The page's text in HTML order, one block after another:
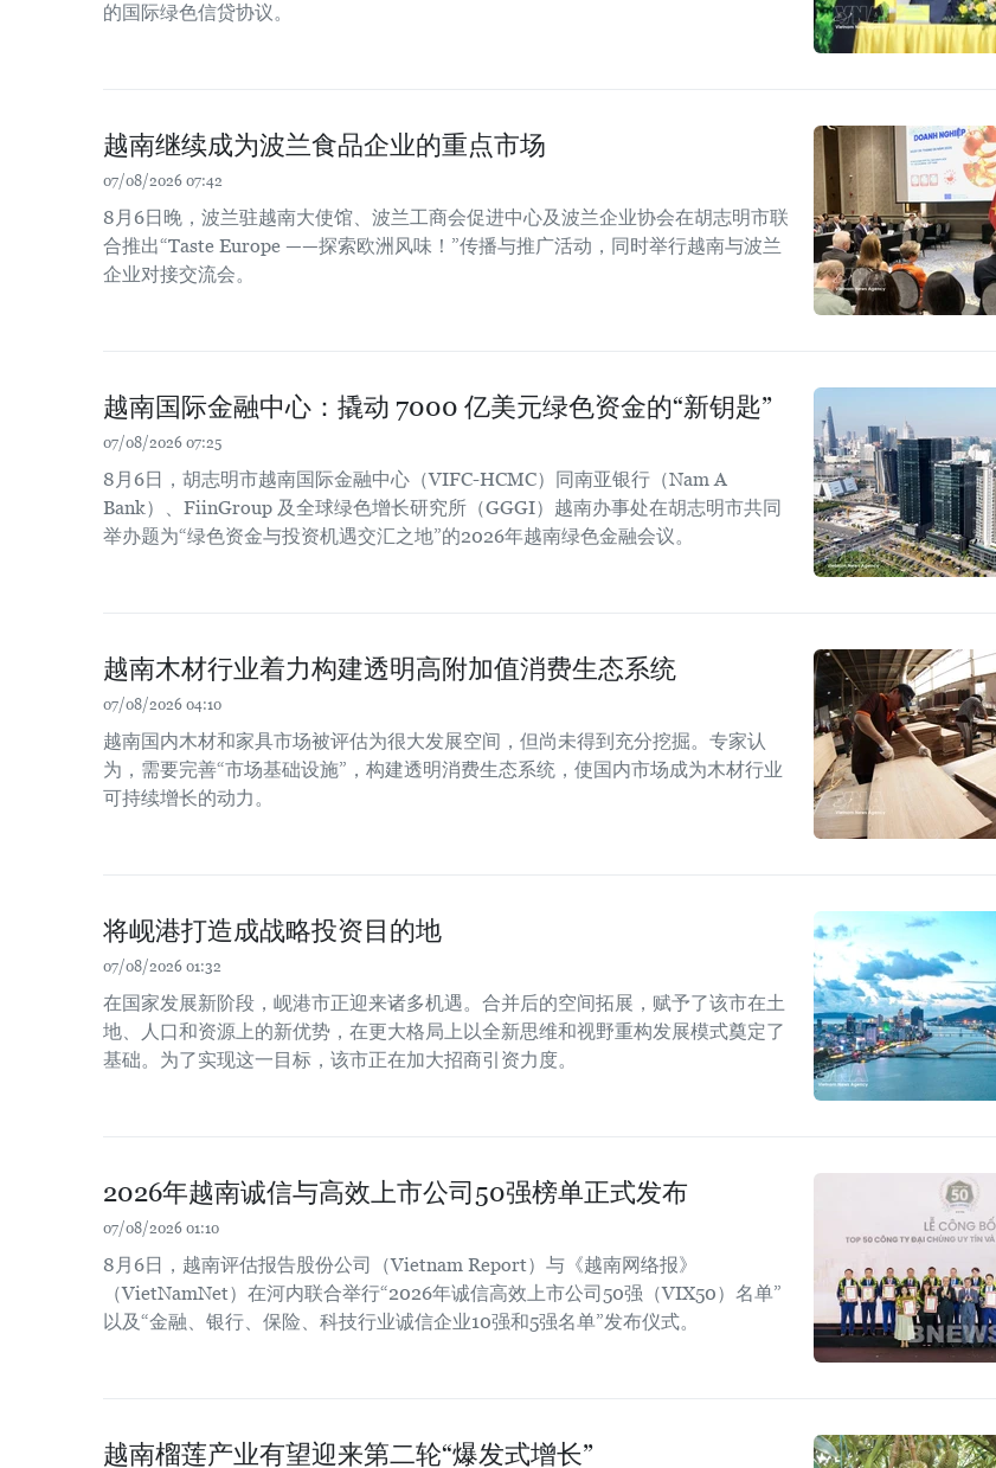
的国际绿色信贷协议。
越南继续成为波兰食品企业的重点市场
07/08/2026 07:42
8月6日晚，波兰驻越南大使馆、波兰工商会促进中心及波兰企业协会在胡志明市联
合推出“Taste Europe ——探索欧洲风味！”传播与推广活动，同时举行越南与波兰
企业对接交流会。
越南国际金融中心：撬动 7000 亿美元绿色资金的“新钥匙”
07/08/2026 07:25
8月6日，胡志明市越南国际金融中心（VIFC-HCMC）同南亚银行（Nam A
Bank）、FiinGroup 及全球绿色增长研究所（GGGI）越南办事处在胡志明市共同
举办题为“绿色资金与投资机遇交汇之地”的2026年越南绿色金融会议。
越南木材行业着力构建透明高附加值消费生态系统
07/08/2026 04:10
越南国内木材和家具市场被评估为很大发展空间，但尚未得到充分挖掘。专家认
为，需要完善“市场基础设施”，构建透明消费生态系统，使国内市场成为木材行业
可持续增长的动力。
将岘港打造成战略投资目的地
07/08/2026 01:32
在国家发展新阶段，岘港市正迎来诸多机遇。合并后的空间拓展，赋予了该市在土
地、人口和资源上的新优势，在更大格局上以全新思维和视野重构发展模式奠定了
基础。为了实现这一目标，该市正在加大招商引资力度。
2026年越南诚信与高效上市公司50强榜单正式发布
07/08/2026 01:10
8月6日，越南评估报告股份公司（Vietnam Report）与《越南网络报》
（VietNamNet）在河内联合举行“2026年诚信高效上市公司50强（VIX50）名单”
以及“金融、银行、保险、科技行业诚信企业10强和5强名单”发布仪式。
越南榴莲产业有望迎来第二轮“爆发式增长”